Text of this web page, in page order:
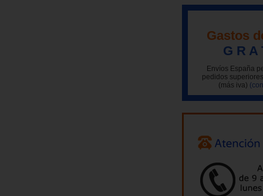
Gastos
G R A
Envíos España
pedidos
(más iva)